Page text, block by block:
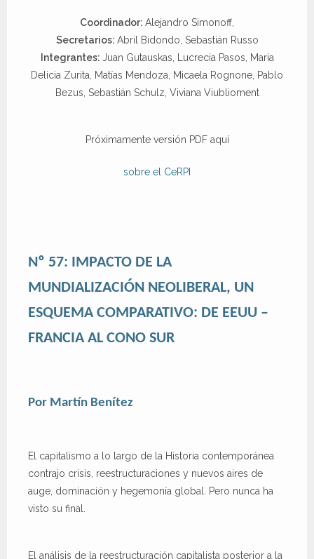
Coordinador: Alejandro Simonoff,
Secretarios: Abril Bidondo, Sebastián Russo
Integrantes: Juan Gutauskas, Lucrecia Pasos, María
Delicia Zurita, Matías Mendoza, Micaela Rognone, Pablo
Bezus, Sebastián Schulz, Viviana Viublioment
Próximamente versión PDF aquí
sobre el CeRPI
Nº 57: IMPACTO DE LA
MUNDIALIZACIÓN NEOLIBERAL, UN
ESQUEMA COMPARATIVO: DE EEUU –
FRANCIA AL CONO SUR
Por Martín Benítez
El capitalismo a lo largo de la Historia contemporánea
contrajo crisis, reestructuraciones y nuevos aires de
auge, dominación y hegemonía global. Pero nunca ha
visto su final.
El análisis de la reestructuración capitalista posterior a la